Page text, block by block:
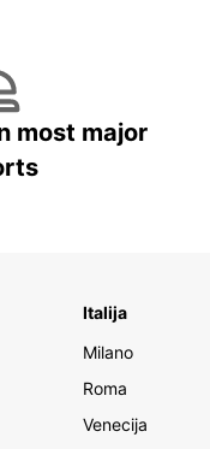
most major
Italija
Milano
Roma
Venecija